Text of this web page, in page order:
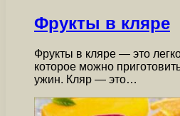
Фрукты в кляре
Фрукты в кляре — это
которое можно
ужин. Кляр — это…